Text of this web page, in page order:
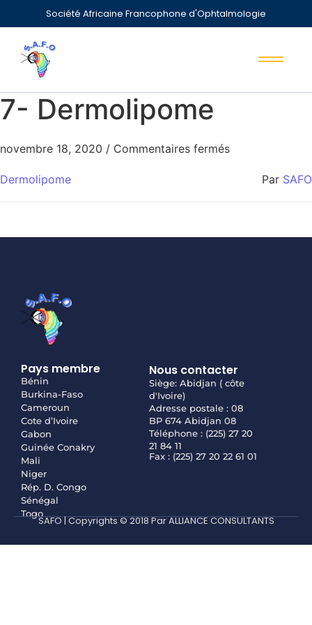
Société Africaine Francophone d'Ophtalmologie
7- Dermolipome
novembre 18, 2020 / Commentaires fermés
Dermolipome Par SAFO
Pays membre
Bénin
Burkina-Faso
Cameroun
Cote d’Ivoire
Gabon
Guinée Conakry
Mali
Niger
Rép. D. Congo
Sénégal
Togo
Nous contacter
Siège: Abidjan ( côte
d'Ivoire)
Adresse postale : 08
BP 674 Abidjan 08
Téléphone : (225) 27 20
21 84 11
Fax : (225) 27 20 22 61 01
SAFO | Copyrights © 2018 Par ALLIANCE CONSULTANTS